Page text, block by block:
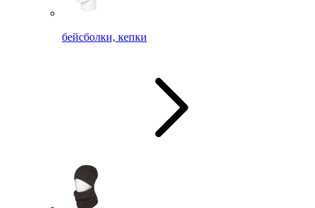
бейсболки, кепки